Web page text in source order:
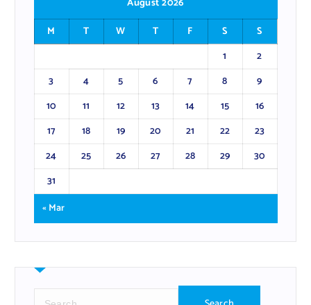
August 2026
M
T W T F S
S
1
2
3
4 5 6 7 8
9
10
11 12 13 14 15
16
17
18 19 20 21 22
23
24
25 26 27 28 29
30
31
« Mar